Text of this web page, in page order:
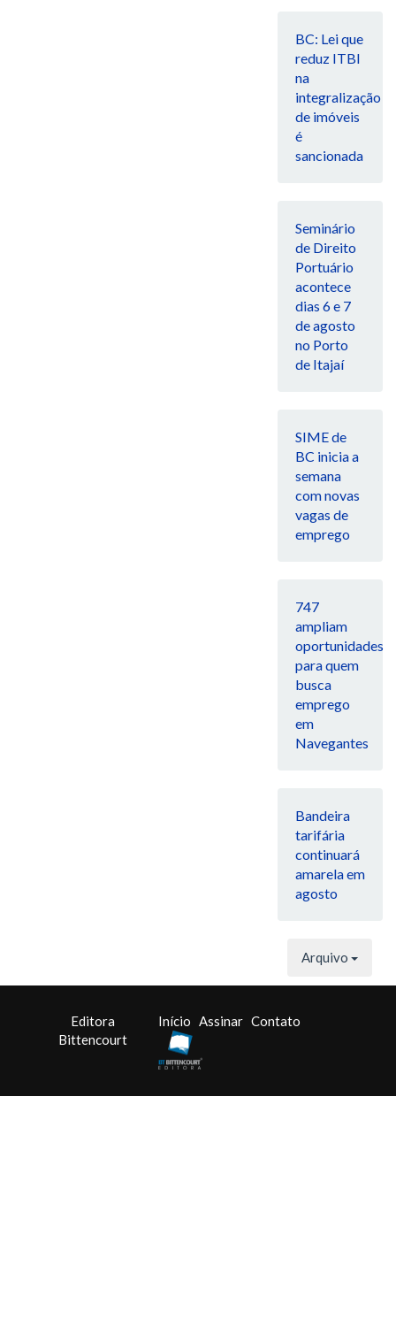
BC: Lei que
reduz ITBI
na
integralização
de imóveis
é
sancionada
Seminário
de Direito
Portuário
acontece
dias 6 e 7
de agosto
no Porto
de Itajaí
SIME de
BC inicia a
semana
com novas
vagas de
emprego
747
ampliam
oportunidades
para quem
busca
emprego
em
Navegantes
Bandeira
tarifária
continuará
amarela em
agosto
Arquivo
Editora
Bittencourt
Início Assinar Contato